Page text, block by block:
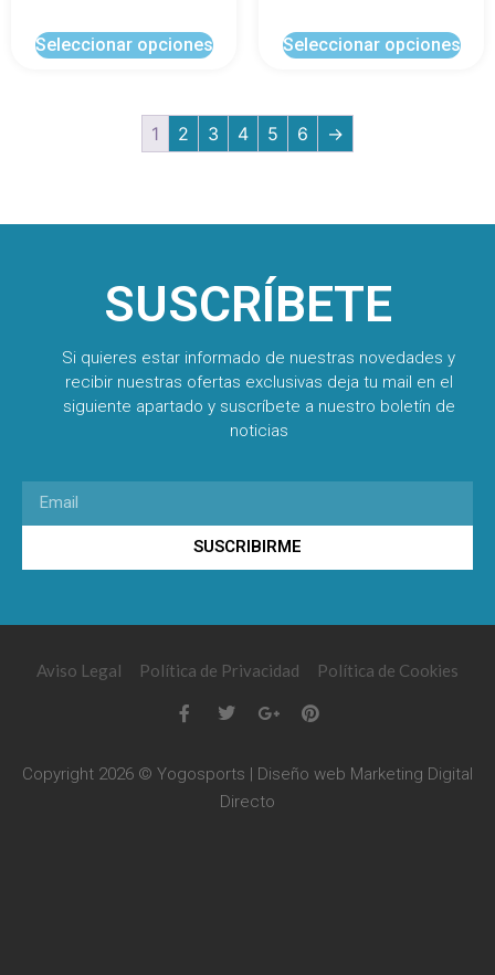
Seleccionar opciones Seleccionar opciones
1 2 3 4 5 6 →
SUSCRÍBETE
Si quieres estar informado de nuestras novedades y
recibir nuestras ofertas exclusivas deja tu mail en el
siguiente apartado y suscríbete a nuestro boletín de
noticias
SUSCRIBIRME
Aviso Legal Política de Privacidad Política de Cookies
Copyright 2026 © Yogosports | Diseño web Marketing Digital
Directo